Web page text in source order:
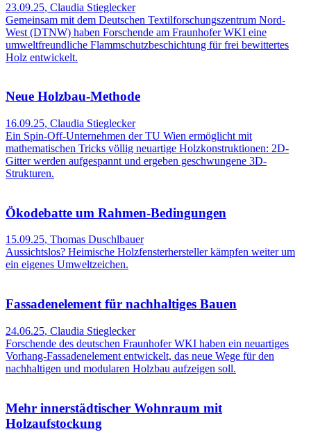
23.09.25, Claudia Stieglecker
Gemeinsam mit dem Deutschen Textilforschungszentrum Nord-
West (DTNW) haben Forschende am Fraunhofer WKI eine
umweltfreundliche Flammschutzbeschichtung für frei bewittertes
Holz entwickelt.
Neue Holzbau-Methode
16.09.25, Claudia Stieglecker
Ein Spin-Off-Unternehmen der TU Wien ermöglicht mit
mathematischen Tricks völlig neuartige Holzkonstruktionen: 2D-
Gitter werden aufgespannt und ergeben geschwungene 3D-
Strukturen.
Ökodebatte um Rahmen-Bedingungen
15.09.25, Thomas Duschlbauer
Aussichtslos? Heimische Holzfensterhersteller kämpfen weiter um
ein eigenes Umweltzeichen.
Fassadenelement für nachhaltiges Bauen
24.06.25, Claudia Stieglecker
Forschende des deutschen Fraunhofer WKI haben ein neuartiges
Vorhang-Fassadenelement entwickelt, das neue Wege für den
nachhaltigen und modularen Holzbau aufzeigen soll.
Mehr innerstädtischer Wohnraum mit
Holzaufstockung